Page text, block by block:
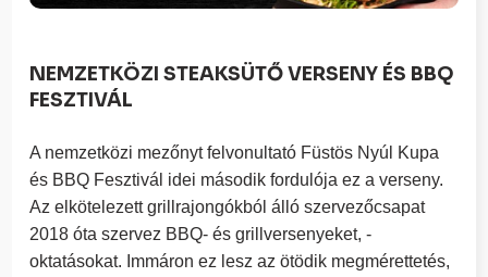
NEMZETKÖZI STEAKSÜTŐ VERSENY ÉS BBQ
FESZTIVÁL
A nemzetközi mezőnyt felvonultató Füstös Nyúl Kupa
és BBQ Fesztivál idei második fordulója ez a verseny.
Az elkötelezett grillrajongókból álló szervezőcsapat
2018 óta szervez BBQ- és grillversenyeket, -
oktatásokat. Immáron ez lesz az ötödik megmérettetés,